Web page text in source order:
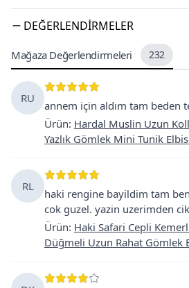
DEĞERLENDIRMELER
Mağaza Değerlendirmeleri 232
RU
annem için aldım tam beden
Ürün: Hardal Muslin Uzun
Yazlık Gömlek Mini Tunik
RL
haki rengine bayildim tam
cok guzel. yazin uzerimden
Ürün: Haki Safari Cepli
Düğmeli Uzun Rahat Gömlek